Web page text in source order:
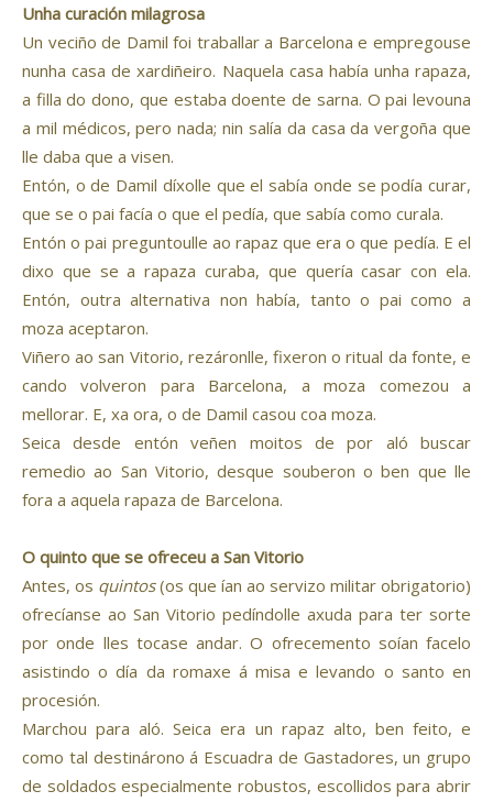
Unha curación milagrosa
Un veciño de Damil foi traballar a Barcelona e empregouse
nunha casa de xardiñeiro. Naquela casa había unha rapaza,
a filla do dono, que estaba doente de sarna. O pai levouna
a mil médicos, pero nada; nin salía da casa da vergoña que
lle daba que a visen.
Entón, o de Damil díxolle que el sabía onde se podía curar,
que se o pai facía o que el pedía, que sabía como curala.
Entón o pai preguntoulle ao rapaz que era o que pedía. E el
dixo que se a rapaza curaba, que quería casar con ela.
Entón, outra alternativa non había, tanto o pai como a
moza aceptaron.
Viñero ao san Vitorio, rezáronlle, fixeron o ritual da fonte, e
cando volveron para Barcelona, a moza comezou a
mellorar. E, xa ora, o de Damil casou coa moza.
Seica desde entón veñen moitos de por aló buscar
remedio ao San Vitorio, desque souberon o ben que lle
fora a aquela rapaza de Barcelona.
O quinto que se ofreceu a San Vitorio
Antes, os quintos(os que ían ao servizo militar obrigatorio)
ofrecíanse ao San Vitorio pedíndolle axuda para ter sorte
por onde lles tocase andar. O ofrecemento soían facelo
asistindo o día da romaxe á misa e levando o santo en
procesión.
Marchou para aló. Seica era un rapaz alto, ben feito, e
como tal destinárono á Escuadra de Gastadores, un grupo
de soldados especialmente robustos, escollidos para abrir